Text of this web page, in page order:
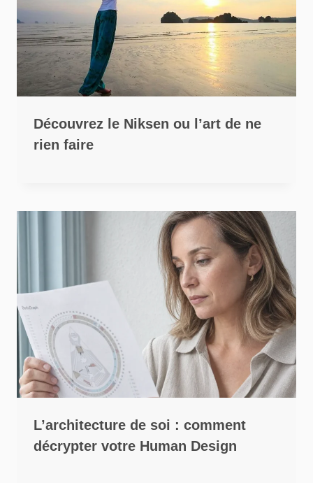
Découvrez le Niksen ou l’art de ne
rien faire
L’architecture de soi : comment
décrypter votre Human Design